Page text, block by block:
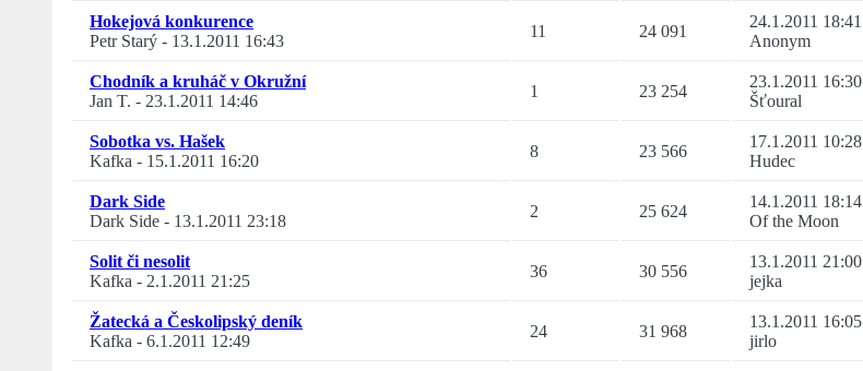
Hokejová konkurence
Petr Starý - 13.1.2011 16:43
11 24 091
24.1.2011 18:41
Anonym
Chodník a kruháč v Okružní
Jan T. - 23.1.2011 14:46
1 23 254
23.1.2011 16:30
Šťoural
Sobotka vs. Hašek
Kafka - 15.1.2011 16:20
8 23 566
17.1.2011 10:28
Hudec
Dark Side
Dark Side - 13.1.2011 23:18
2 25 624
14.1.2011 18:14
Of the Moon
Solit či nesolit
Kafka - 2.1.2011 21:25
36 30 556
13.1.2011 21:00
jejka
Žatecká a Českolipský deník
Kafka - 6.1.2011 12:49
24 31 968
13.1.2011 16:05
jirlo